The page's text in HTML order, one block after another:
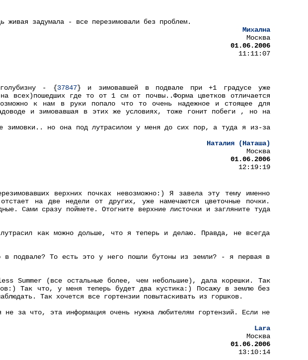
задумала - все перезимовали без проблем.
Михална
Москва
01.06.2006
11:11:07
- {37847} и зимовавшей в подвале при +1 градусе уже
всех)пошедших где то от 1 см от почвы..Форма цветков отличается
к нам в руки попало что то очень надежное и стоящее для
и зимовавшая в этих же условиях, тоже гонит побеги , но на
зимовки.. но она под лутрасилом у меня до сих пор, а туда я из-за
Наталия (Наташа)
Москва
01.06.2006
12:19:19
верхних почках невозможно:) Я завела эту тему именно
на две недели от других, уже намечаются цветочные почки.
Сами сразу поймете. Отогните верхние листочки и загляните туда
как можно дольше, что я теперь и делаю. Правда, не всегда
подвале? То есть это у него пошли бутоны из земли? - я первая в
Summer (все остальные более, чем небольшие), дала корешки. Так
Так что, у меня теперь будет два кустика:) Посажу в землю без
Так хочется все гортензии повытаскивать из горшков.
не за что, эта информация очень нужна любителям гортензий. Если не
Lara
Москва
01.06.2006
13:10:14